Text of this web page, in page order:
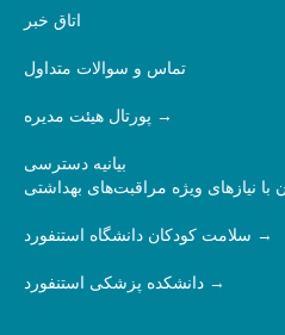
اتاق خبر
تماس و سوالات متداول
پورتال هیئت مدیره
بیانیه دسترسی
با نیازهای ویژه مراقبت‌های بهداشتی
سلامت کودکان دانشگاه استنفورد
دانشکده پزشکی استنفورد